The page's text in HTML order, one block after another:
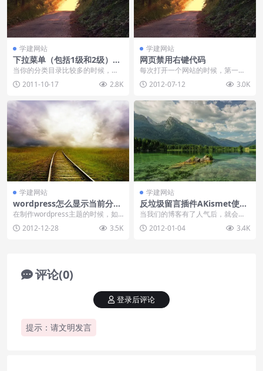
学建网站
下拉菜单（包括1级和2级）插
件实现详解！
当你的分类目录比较多的时候，如
果能放在导航显示，就会显得拥挤
不堪，这个时候，我们...
2011-10-17 2.8K
学建网站
网页禁用右键代码
每次打开一个网站的时候，第一想
法，是右键查看网站源文件，用来
分析网站结构和SEO...
2012-07-12 3.0K
学建网站
wordpress怎么显示当前分类
的子分类
在制作wordpress主题的时候，如
果遇到实现不了的功能，完全可以
“绕道而行”...
2012-12-28 3.5K
学建网站
反垃圾留言插件AKismet使用
教程
当我们的博客有了人气后，就会出
现很多烦人的垃圾留言，特别是wo
rdpress博客...
2012-01-04 3.4K
评论(0)
提示：请文明发言
登录后评论